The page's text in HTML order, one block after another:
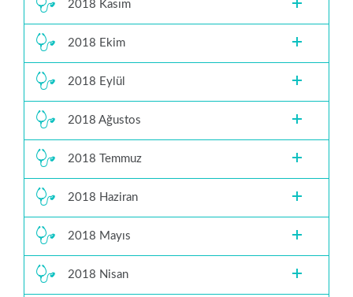
2018 Kasım
2018 Ekim
2018 Eylül
2018 Ağustos
2018 Temmuz
2018 Haziran
2018 Mayıs
2018 Nisan